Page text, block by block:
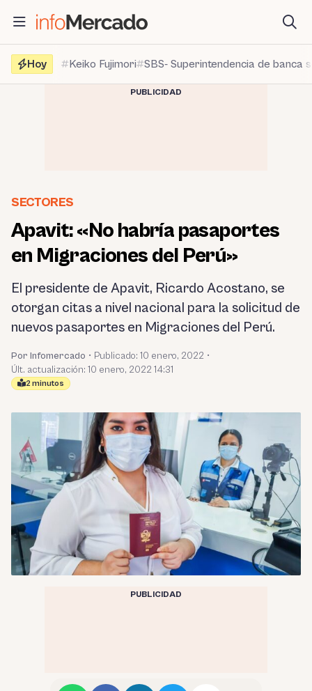
contenido
Hoy
Keiko Fujimori SBS- Superintendencia de banca
PUBLICIDAD
SECTORES
Apavit: «No habría pasaportes
en Migraciones del Perú»
El presidente de Apavit, Ricardo Acostano, se
otorgan citas a nivel nacional para la solicitud de
nuevos pasaportes en Migraciones del Perú.
Por Infomercado • Publicado: 10 enero, 2022 •
Últ. actualización: 10 enero, 2022 14:31
2 minutos
PUBLICIDAD